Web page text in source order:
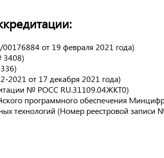
от 19 февраля 2021 года)
3408)
2021 от 17 декабря 2021 года)
№ РОСС RU.31109.04ЖКТ0)
программного обеспечения
технологий (Номер реестровой